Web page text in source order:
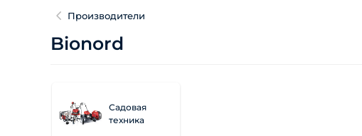
Производители
Bionord
Садовая
техника